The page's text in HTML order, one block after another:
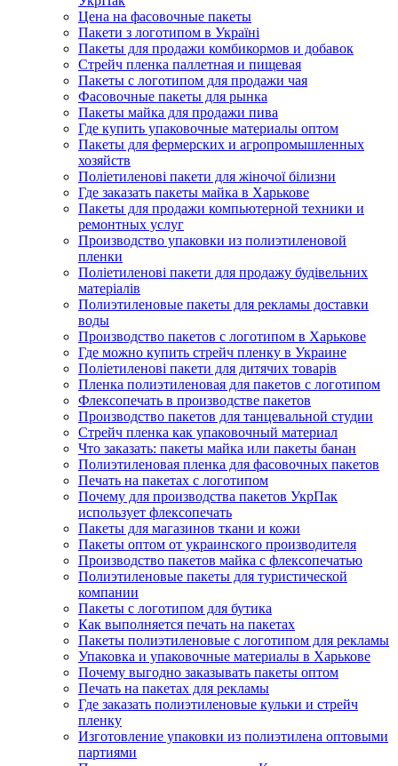
Цена на фасовочные пакеты
Пакети з логотипом в Україні
Пакеты для продажи комбикормов и добавок
Стрейч пленка паллетная и пищевая
Пакеты с логотипом для продажи чая
Фасовочные пакеты для рынка
Пакеты майка для продажи пива
Где купить упаковочные материалы оптом
Пакеты для фермерских и агропромышленных
хозяйств
Поліетиленові пакети для жіночої білизни
Где заказать пакеты майка в Харькове
Пакеты для продажи компьютерной техники и
ремонтных услуг
Производство упаковки из полиэтиленовой
пленки
Поліетиленові пакети для продажу будівельних
матеріалів
Полиэтиленовые пакеты для рекламы доставки
воды
Производство пакетов с логотипом в Харькове
Где можно купить стрейч пленку в Украине
Поліетиленові пакети для дитячих товарів
Пленка полиэтиленовая для пакетов с логотипом
Флексопечать в производстве пакетов
Производство пакетов для танцевальной студии
Стрейч пленка как упаковочный материал
Что заказать: пакеты майка или пакеты банан
Полиэтиленовая пленка для фасовочных пакетов
Печать на пакетах с логотипом
Почему для производства пакетов УкрПак
использует флексопечать
Пакеты для магазинов ткани и кожи
Пакеты оптом от украинского производителя
Производство пакетов майка с флексопечатью
Полиэтиленовые пакеты для туристической
компании
Пакеты с логотипом для бутика
Как выполняется печать на пакетах
Пакеты полиэтиленовые с логотипом для рекламы
Упаковка и упаковочные материалы в Харькове
Почему выгодно заказывать пакеты оптом
Печать на пакетах для рекламы
Где заказать полиэтиленовые кульки и стрейч
пленку
Изготовление упаковки из полиэтилена оптовыми
партиями